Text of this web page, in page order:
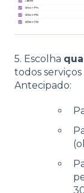
5. Escolha
todos
Antecipado: